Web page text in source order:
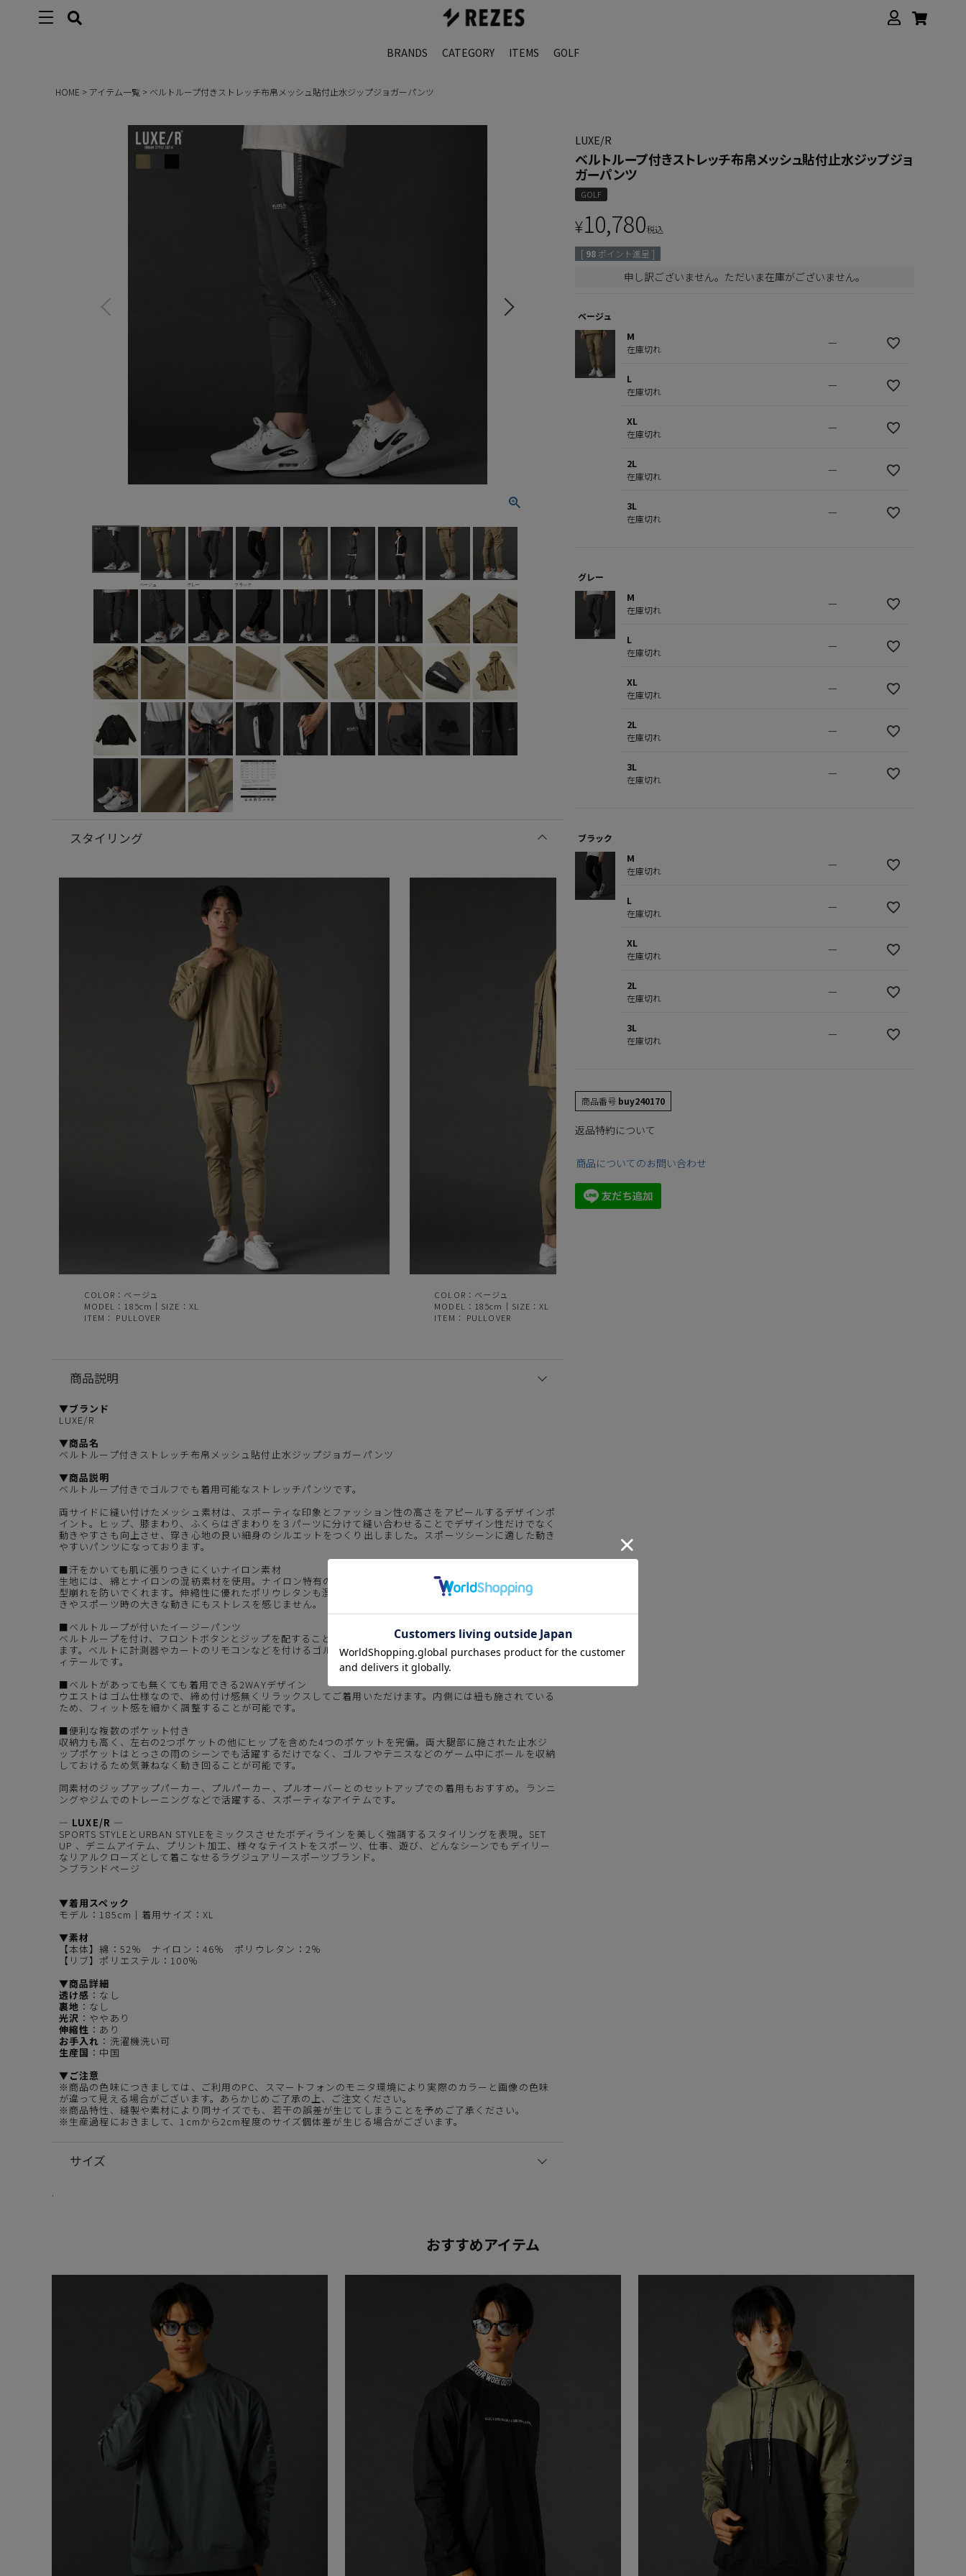
BRANDS CATEGORY ITEMS GOLF
HOME アイテム一覧 ベルトループ付きストレッチ布帛メッシュ貼付止水ジップジョガーパンツ
ベージュ グレー ブラック
スタイリング
COLOR：ベージュ
MODEL：185cm｜SIZE：XL
ITEM： PULLOVER
COLOR：ベージュ
MODEL：185cm｜SIZE：XL
ITEM： PULLOVER
商品説明
▼ブランド
LUXE/R
▼商品名
ベルトループ付きストレッチ布帛メッシュ貼付止水ジップジョガーパンツ
▼商品説明
ベルトループ付きでゴルフでも着用可能なストレッチパンツです。
両サイドに縫い付けたメッシュ素材は、スポーティな印象とファッション性の高さをアピールするデザインポ
イント。ヒップ、膝まわり、ふくらはぎまわりを３パーツに分けて縫い合わせることでデザイン性だけでなく
動きやすさも向上させ、穿き心地の良い細身のシルエットをつくり出しました。スポーツシーンに適した動き
やすいパンツになっております。
■汗をかいても肌に張りつきにくいナイロン素材
生地には、綿とナイロンの混紡素材を使用。ナイロン特有のサラリとした肌触りが特徴で、シワになりにくく
型崩れを防いでくれます。伸縮性に優れたポリウレタンも混紡しているためストレッチ性が高く、日常での動
きやスポーツ時の大きな動きにもストレスを感じません。
■ベルトループが付いたイージーパンツ
ベルトループを付け、フロントボタンとジップを配することによってトップスのタックインスタイルも楽しめ
ます。ベルトに計測器やカートのリモコンなどを付けるゴルファーの方にとっても、ベルトループは便利なデ
ィテールです。
■ベルトがあっても無くても着用できる2WAYデザイン
ウエストはゴム仕様なので、締め付け感無くリラックスしてご着用いただけます。内側には紐も施されている
ため、フィット感を細かく調整することが可能です。
■便利な複数のポケット付き
収納力も高く、左右の2つポケットの他にヒップを含めた4つのポケットを完備。両大腿部に施された止水ジ
ップポケットはとっさの雨のシーンでも活躍するだけでなく、ゴルフやテニスなどのゲーム中にボールを収納
しておけるため気兼ねなく動き回ることが可能です。
同素材のジップアップパーカー 、 プルパーカー 、 プルオーバー とのセットアップでの着用もおすすめ。ランニ
ングやジムでのトレーニングなどで活躍する、スポーティなアイテムです。
― LUXE/R ―
SPORTS STYLEとURBAN STYLEをミックスさせたボディラインを美しく強調するスタイリングを表現。SET
UP 、デニムアイテム、プリント加工、様々なテイストをスポーツ、仕事、遊び、どんなシーンでもデイリー
なリアルクローズとして着こなせるラグジュアリースポーツブランド。
＞ブランドページ
▼着用スペック
モデル：185cm｜着用サイズ：XL
▼素材
【本体】綿：52％ ナイロン：46％ ポリウレタン：2％
【リブ】ポリエステル：100％
▼商品詳細
透け感 ：なし
裏地 ：なし
光沢 ：ややあり
伸縮性 ：あり
お手入れ ：洗濯機洗い可
生産国 ：中国
▼ご注意
※商品の色味につきましては、ご利用のPC、スマートフォンのモニタ環境により実際のカラーと画像の色味
が違って見える場合がございます。あらかじめご了承の上、ご注文ください。
※商品特性、縫製や素材により同サイズでも、若干の誤差が生じてしまうことを予めご了承ください。
※生産過程におきまして、1cmから2cm程度のサイズ個体差が生じる場合がございます。
サイズ
LUXE/R
ベルトループ付きストレッチ布帛メッシュ貼付止水ジップジョ
ガーパンツ
GOLF
¥10,780税込
[ 98 ポイント進呈 ]
申し訳ございません。ただいま在庫がございません。
ベージュ
M
在庫切れ —
L
在庫切れ —
XL
在庫切れ —
2L
在庫切れ —
3L
在庫切れ —
グレー
M
在庫切れ —
L
在庫切れ —
XL
在庫切れ —
2L
在庫切れ —
3L
在庫切れ —
ブラック
M
在庫切れ —
L
在庫切れ —
XL
在庫切れ —
2L
在庫切れ —
3L
在庫切れ —
商品番号 buy240170
返品特約について
商品についてのお問い合わせ
.
おすすめアイテム